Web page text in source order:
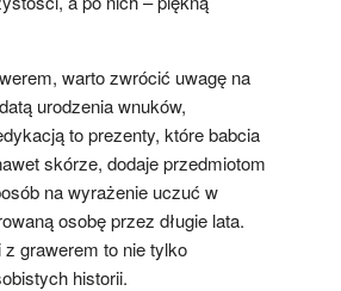
warto zwrócić uwagę na
urodzenia wnuków,
to prezenty, które babcia
skórze, dodaje przedmiotom
na wyrażenie uczuć w
osobę przez długie lata.
grawerem to nie tylko
historii.